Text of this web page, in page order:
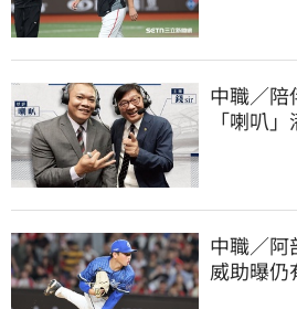
中職／陪
「喇叭
中職／阿
威助曝